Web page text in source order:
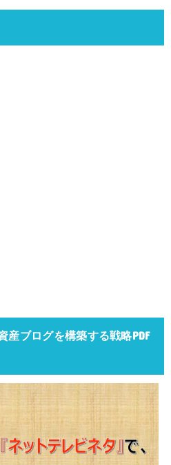
産ブログを構築する戦略PDF